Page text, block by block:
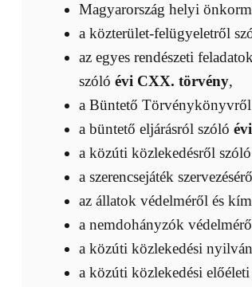
Magyarország helyi
a közterület-felügyeletről
az egyes rendészeti
szóló évi CXX. törvény,
a Büntető
a büntető eljárásról szóló
a közúti közlekedésről szóló
a szerencsejáték
az állatok védelméről és
a nemdohányzók
a közúti közlekedési
a közúti közlekedési